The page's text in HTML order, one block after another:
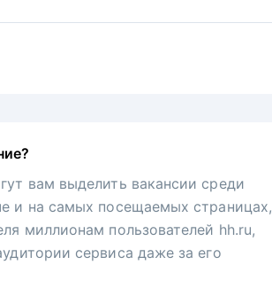
вам выделить вакансии среди
и на самых посещаемых страницах,
миллионам пользователей hh.ru,
сервиса даже за его